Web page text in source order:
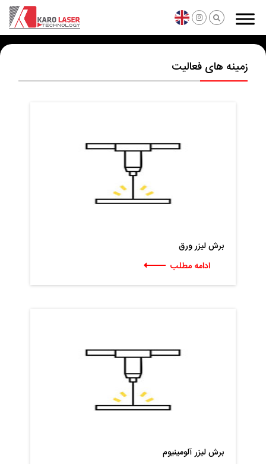
زمینه های فعالیت
برش لیزر ورق
ادامه مطلب
برش لیزر آلومینیوم